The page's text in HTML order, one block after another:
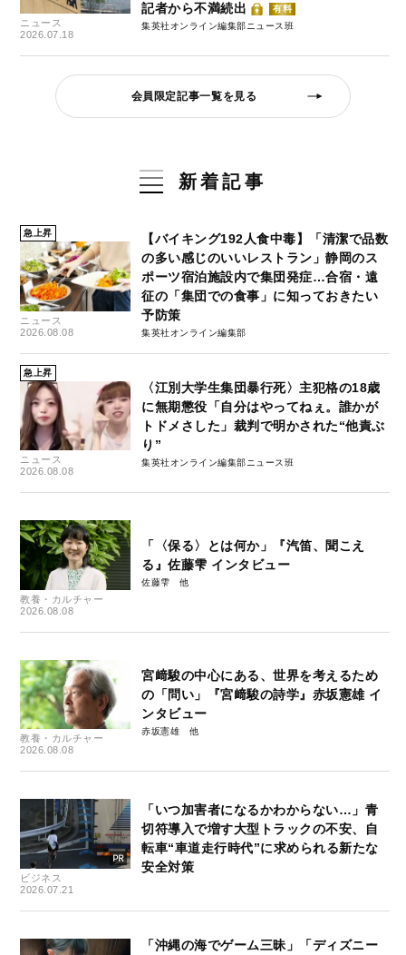
ニュース
2026.07.18
記者から不満続出
有料
集英社オンライン編集部ニュース班
会員限定記事一覧を見る
新着記事
急上昇
ニュース
2026.08.08
【バイキング192人食中毒】「清潔で品数
の多い感じのいいレストラン」静岡のス
ポーツ宿泊施設内で集団発症…合宿・遠
征の「集団での食事」に知っておきたい
予防策
集英社オンライン編集部
急上昇
ニュース
2026.08.08
〈江別大学生集団暴行死〉主犯格の18歳
に無期懲役「自分はやってねぇ。誰かが
トドメさした」裁判で明かされた“他責ぶ
り”
集英社オンライン編集部ニュース班
教養・カルチャー
2026.08.08
「〈保る〉とは何か」『汽笛、聞こえ
る』佐藤雫 インタビュー
佐藤雫
教養・カルチャー
2026.08.08
宮﨑駿の中心にある、世界を考えるため
の「問い」『宮﨑駿の詩学』赤坂憲雄 イ
ンタビュー
赤坂憲雄
ビジネス
2026.07.21
「いつ加害者になるかわからない…」青
切符導入で増す大型トラックの不安、自
転車“車道走行時代”に求められる新たな
安全対策
「沖縄の海でゲーム三昧」「ディズニー